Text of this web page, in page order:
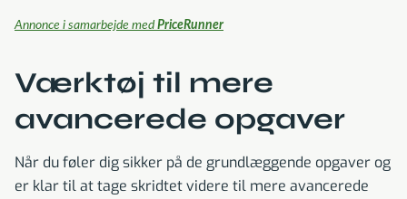
Annonce i samarbejde med PriceRunner
Værktøj til mere
avancerede opgaver
Når du føler dig sikker på de grundlæggende opgaver og
er klar til at tage skridtet videre til mere avancerede